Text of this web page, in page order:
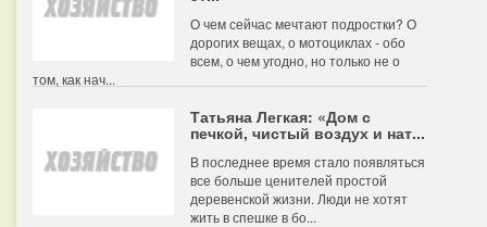
О чем сейчас мечтают подростки? О
дорогих вещах, о мотоциклах - обо
всем, о чем угодно, но только не о
том, как нач...
Татьяна Легкая: «Дом с
печкой, чистый воздух и нат...
В последнее время стало появляться
все больше ценителей простой
деревенской жизни. Люди не хотят
жить в спешке в бо...